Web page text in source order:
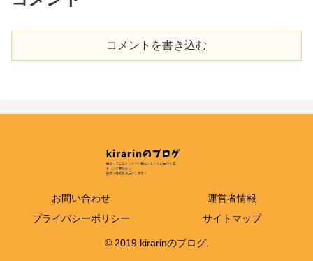
コメントを書き込む
お問い合わせ
運営者情報
プライバシーポリシー
サイトマップ
© 2019 kirarinのブログ.